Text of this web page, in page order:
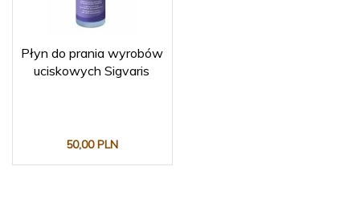
Płyn do prania wyrobów
uciskowych Sigvaris
50,00 PLN